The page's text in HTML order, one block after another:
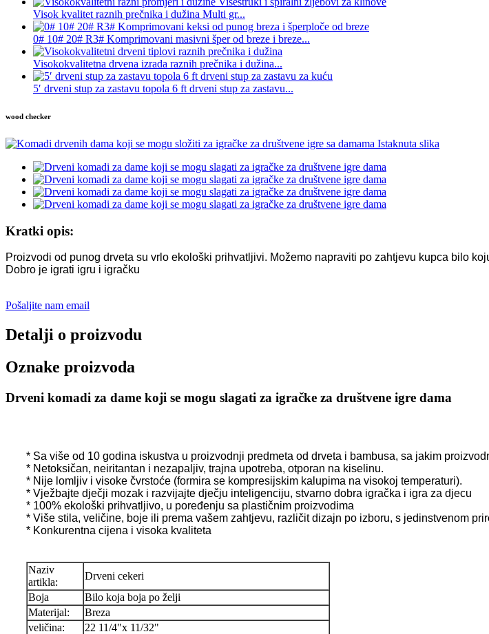
Visok kvalitet raznih prečnika i dužina Multi gr...
0# 10# 20# R3# Komprimovani masivni šper od breze i breze...
Visokokvalitetna drvena izrada raznih prečnika i dužina...
5′ drveni stup za zastavu topola 6 ft drveni stup za zastavu...
wood checker
Kratki opis:
Proizvodi od punog drveta su vrlo ekološki prihvatljivi. Možemo napraviti po zahtjevu kupca bilo
Dobro je igrati igru ​​i igračku
Pošaljite nam email
Detalji o proizvodu
Oznake proizvoda
Drveni komadi za dame koji se mogu slagati za igračke za društvene igre dama
* Sa više od 10 godina iskustva u proizvodnji predmeta od drveta i bambusa, sa jakim
* Netoksičan, neiritantan i nezapaljiv, trajna upotreba, otporan na kiselinu.
* Nije lomljiv i visoke čvrstoće (formira se kompresijskim kalupima na visokoj temperaturi).
* Vježbajte dječji mozak i razvijajte dječju inteligenciju, stvarno dobra igračka i igra za djecu
* 100% ekološki prihvatljivo, u poređenju sa plastičnim proizvodima
* Više stila, veličine, boje ili prema vašem zahtjevu, različit dizajn po izboru, s jedinstvenom
* Konkurentna cijena i visoka kvaliteta
Naziv
artikla:
Drveni cekeri
Boja
Bilo koja boja po želji
Materijal:
Breza
veličina:
22 11/4"x 11/32"